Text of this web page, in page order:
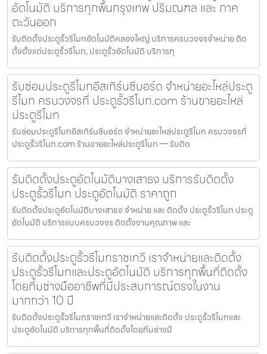
อัตโนมัติ บริการทุกพื้นกรุงเทพ ปริมณฑล และ ภาค
ตะวันออก
รับติดตั้งประตูรั้วรีโมทอัตโนมัติคลองใหญ่ บริการครบวงจรจำหน่าย ติด
ตั้งตั้งแต่ประตูรั้วรีโมท, ประตูรั้วอัตโนมัติ บริการทุ
รับซ่อมประตูรีโมทอีสเทิร์นซีบอร์ด จำหน่ายอะไหล่ประตู
รีโมท ครบวงจรที่ ประตูรั้วรีโมท.com ร้านขายอะไหล่
ประตูรีโมท
รับซ่อมประตูรีโมทอีสเทิร์นซีบอร์ด จำหน่ายอะไหล่ประตูรีโมท ครบวงจรที่
ประตูรั้วรีโมท.com ร้านขายอะไหล่ประตูรีโมท — รับติด
รับติดตั้งประตูอัตโนมัติบางเสาธง บริการรับติดตั้ง
ประตูรั้วรีโมท ประตูอัตโนมัติ ราคาถูก
รับติดตั้งประตูอัตโนมัติบางเสาธง จำหน่าย และ ติดตั้ง ประตูรั้วรีโมท ประตู
อัตโนมัติ บริการแบบครบวงจร ติดตั้งงานคุณภาพ และ
รับติดตั้งประตูรั้วรีโมทราชเทวี เราจำหน่ายและติดตั้ง
ประตูรั้วรีโมทและประตูอัตโนมัติ บริการทุกพื้นที่ติดตั้ง
โดยทีมช่างมืออาชีพที่มีประสบการณ์ตรงในงาน
มากกว่า 10 ปี
รับติดตั้งประตูรั้วรีโมทราชเทวี เราจำหน่ายและติดตั้ง ประตูรั้วรีโมทและ
ประตูอัตโนมัติ บริการทุกพื้นที่ติดตั้งโดยทีมช่างมื